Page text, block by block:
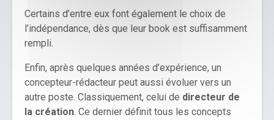
Certains d’entre eux font également le choix de
l’indépendance, dès que leur book est suffisamment
rempli.
Enfin, après quelques années d’expérience, un
concepteur-rédacteur peut aussi évoluer vers un
autre poste. Classiquement, celui de directeur de
la création. Ce dernier définit tous les concepts